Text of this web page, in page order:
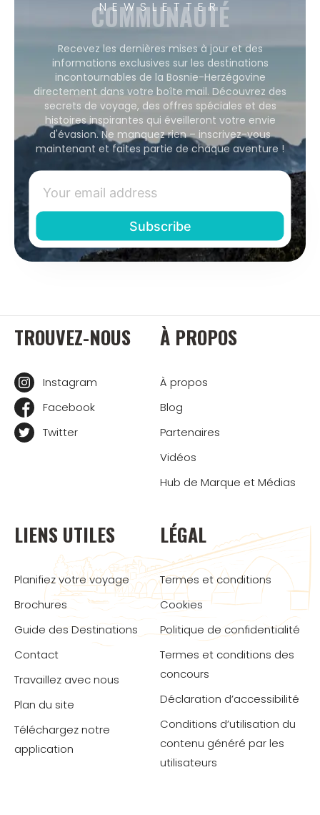
NEWSLETTER
COMMUNAUTÉ
Recevez les dernières mises à jour et des
informations exclusives sur les destinations
incontournables de la Bosnie-Herzégovine
directement dans votre boîte mail. Découvrez des
secrets de voyage, des offres spéciales et des
histoires inspirantes qui éveilleront votre envie
d'évasion. Ne manquez rien – inscrivez-vous
maintenant et faites partie de chaque aventure !
TROUVEZ-NOUS
Instagram
Facebook
Twitter
À PROPOS
À propos
Blog
Partenaires
Vidéos
Hub de Marque et Médias
LIENS UTILES
Planifiez votre voyage
Brochures
Guide des Destinations
Contact
Travaillez avec nous
Plan du site
Téléchargez notre
application
LÉGAL
Termes et conditions
Cookies
Politique de confidentialité
Termes et conditions des
concours
Déclaration d’accessibilité
Conditions d’utilisation du
contenu généré par les
utilisateurs